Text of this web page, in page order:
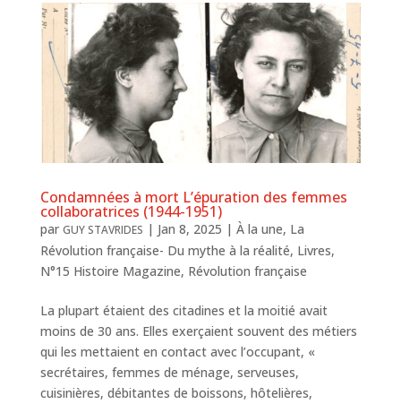
Condamnées à mort L’épuration des femmes
collaboratrices (1944-1951)
par GUY STAVRIDES | Jan 8, 2025 | À la une, La
Révolution française- Du mythe à la réalité, Livres,
N°15 Histoire Magazine, Révolution française
La plupart étaient des citadines et la moitié avait
moins de 30 ans. Elles exerçaient souvent des métiers
qui les mettaient en contact avec l’occupant, «
secrétaires, femmes de ménage, serveuses,
cuisinières, débitantes de boissons, hôtelières,